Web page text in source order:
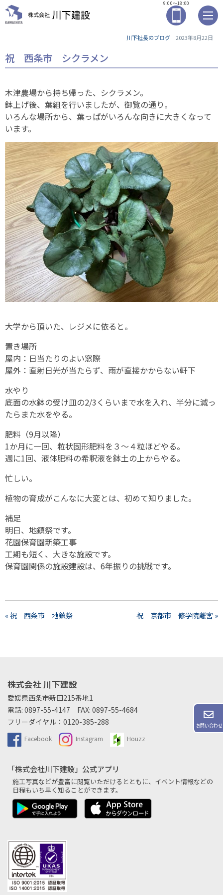
9:00～18:00
お問い合わせ
川下社長のブログ 2023年8月22日
祝 西条市 シクラメン
木津農場から持ち帰った、シクラメン。
鉢上げ後、葉組を行いましたが、御覧の通り。
いろんな場所から、葉っぱがいろんな向きに大きくなって
います。
大学から頂いた、レジメに依ると。
置き場所
屋内：日当たりのよい窓際
屋外：直射日光が当たらず、雨が直接かからない軒下
水やり
底面の水鉢の受け皿の2/3くらいまで水を入れ、半分に減っ
たらまた水をやる。
肥料（9月以降）
1か月に一回、粒状固形肥料を３～４粒ほどやる。
週に1回、液体肥料の希釈液を鉢土の上からやる。
忙しい。
植物の育成がこんなに大変とは、初めて知りました。
補足
明日、地鎮祭です。
花園保育園新築工事
工期も短く、大きな施設です。
保育園関係の施設建設は、6年振りの挑戦です。
« 祝 西条市 地鎮祭 祝 京都市 修学院離宮 »
株式会社 川下建設
愛媛県西条市新田215番地1
電話: 0897-55-4147 FAX: 0897-55-4684
フリーダイヤル： 0120-385-288
Facebook Instagram Houzz
「株式会社川下建設」公式アプリ
施工写真などが豊富に閲覧いただけるとともに、 イベント情報などの
日程もいち早く知ることができます。